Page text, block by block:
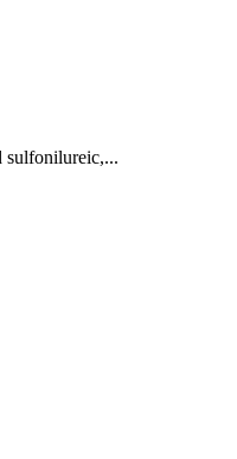
sulfonilureic,...